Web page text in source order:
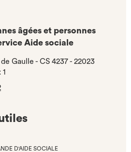
âgées et personnes
Aide sociale
Gaulle - CS 4237 - 22023
D'AIDE SOCIALE